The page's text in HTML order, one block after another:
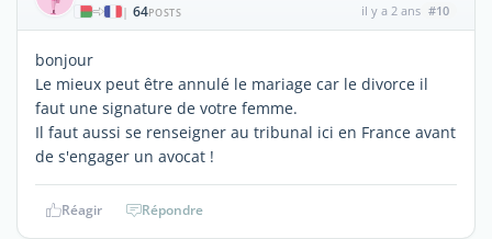
| 64POSTS il y a 2 ans #10
bonjour
Le mieux peut être annulé le mariage car le divorce il
faut une signature de votre femme.
Il faut aussi se renseigner au tribunal ici en France avant
de s'engager un avocat !
Réagir Répondre